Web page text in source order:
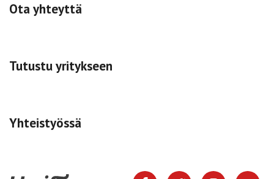
Ota yhteyttä
Tutustu yritykseen
Yhteistyössä